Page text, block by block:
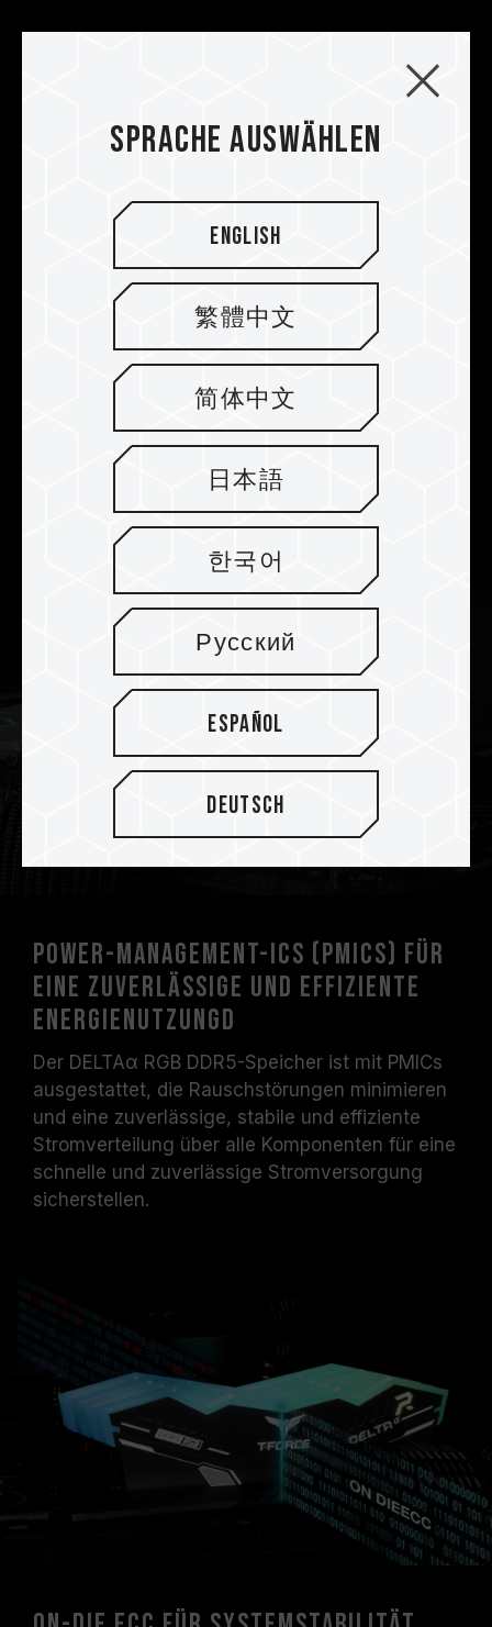
Verstärktes PMIC-Kühlungsdesign
DELTAα RGB DDR5 verfügt über professionelles
wärmeleitendes Silizium, ein verstärktes PMIC-
Kühlungsdesign und einen effektiven,
zuverlässigen PMIC-Betrieb.
Power-Management-ICs (PMICs) für
eine zuverlässige und effiziente
EnergienutzungD
Der DELTAα RGB DDR5-Speicher ist mit PMICs
ausgestattet, die Rauschstörungen minimieren
und eine zuverlässige, stabile und effiziente
Stromverteilung über alle Komponenten für eine
schnelle und zuverlässige Stromversorgung
sicherstellen.
Sprache auswählen
English
繁體中文
简体中文
日本語
한국어
Русский
Español
Deutsch